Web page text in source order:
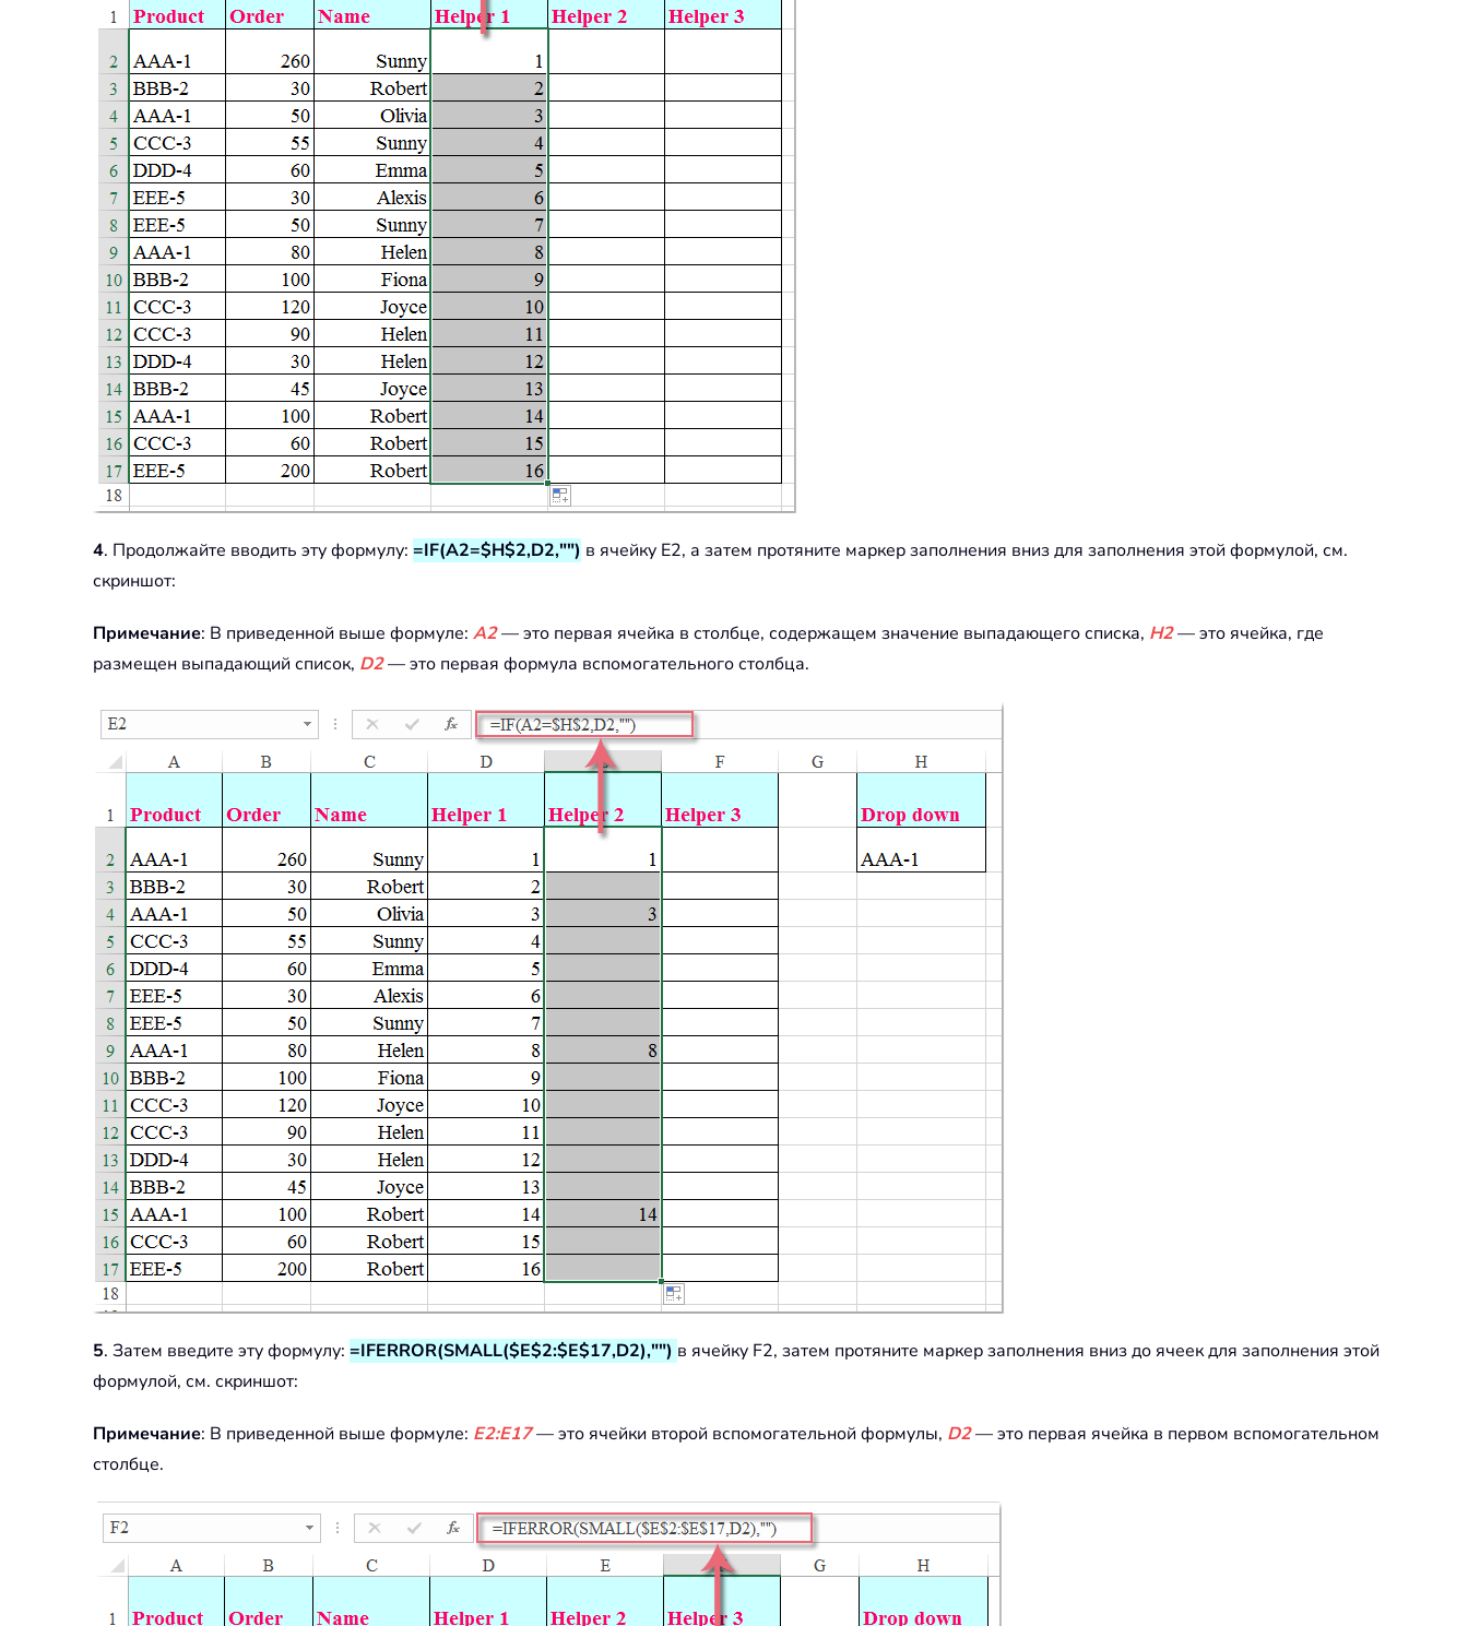
4. Продолжайте вводить эту формулу: =IF(A2=$H$2,D2,"") в ячейку E2, а затем протяните маркер заполнения вниз для заполнения этой формулой, см.
скриншот:
Примечание: В приведенной выше формуле: A2— это первая ячейка в столбце, содержащем значение выпадающего списка, H2— это ячейка, где
размещен выпадающий список, D2— это первая формула вспомогательного столбца.
5. Затем введите эту формулу: =IFERROR(SMALL($E$2:$E$17,D2),"") в ячейку F2, затем протяните маркер заполнения вниз до ячеек для заполнения этой
формулой, см. скриншот:
Примечание: В приведенной выше формуле: E2:E17— это ячейки второй вспомогательной формулы, D2— это первая ячейка в первом вспомогательном
столбце.